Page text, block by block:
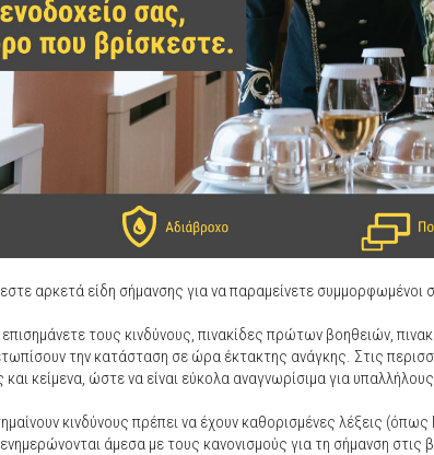
αρκετά είδη σήμανσης για να παραμείνετε συμμορφωμένοι
τους κινδύνους, πινακίδες πρώτων βοηθειών,
την κατάσταση σε ώρα έκτακτης ανάγκης. Στις
κείμενα, ώστε να είναι εύκολα αναγνωρίσιμα για
κινδύνους πρέπει να έχουν καθορισμένες λέξεις
άμεσα με τους κανονισμούς για τη σήμανση